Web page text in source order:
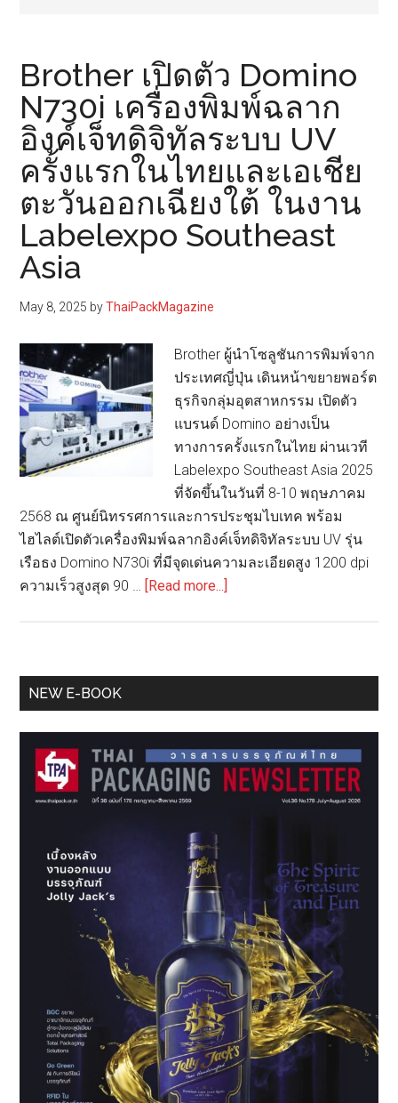
Brother เปิดตัว Domino
N730i เครื่องพิมพ์ฉลาก
อิงค์เจ็ทดิจิทัลระบบ UV
ครั้งแรกในไทยและเอเชีย
ตะวันออกเฉียงใต้ ในงาน
Labelexpo Southeast
Asia
May 8, 2025 byThaiPackMagazine
Brother ผู้นำโซลูชันการพิมพ์จาก
ประเทศญี่ปุ่น เดินหน้าขยายพอร์ต
ธุรกิจกลุ่มอุตสาหกรรม เปิดตัว
แบรนด์ Domino อย่างเป็น
ทางการครั้งแรกในไทย ผ่านเวที
Labelexpo Southeast Asia 2025
ที่จัดขึ้นในวันที่ 8-10 พฤษภาคม
2568 ณ ศูนย์นิทรรศการและการประชุมไบเทค พร้อม
ไฮไลต์เปิดตัวเครื่องพิมพ์ฉลากอิงค์เจ็ทดิจิทัลระบบ UV รุ่น
เรือธง Domino N730i ที่มีจุดเด่นความละเอียดสูง 1200 dpi
ความเร็วสูงสุด 90 …
[Read more...]
Domino
ฉลาก
อิงค์
เจ็
ระบบ
UV
ครั้ง
แรก
ใน
ไทย
และ
เอเชีย
ตะวัน
ออก
Primary
NEW E-BOOK